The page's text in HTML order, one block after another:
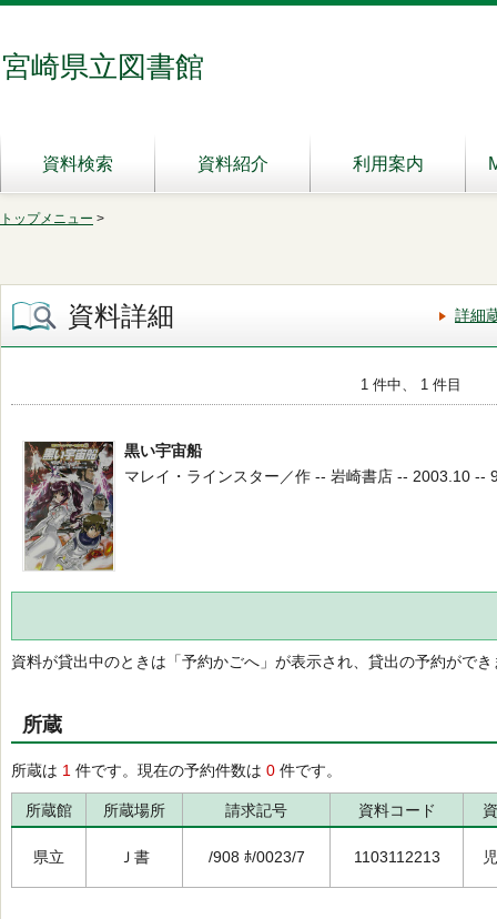
宮崎県立図書館
資料検索 資料紹介 利用案内
トップメニュー >
資料詳細 詳細
1 件中、 1 件目
黒い宇宙船
マレイ・ラインスター／作 -- 岩崎書店 -- 2003.10 --
資料が貸出中のときは「予約かごへ」が表示され、貸出の予約ができ
所蔵
所蔵は 1 件です。現在の予約件数は 0 件です。
所蔵館 所蔵場所 請求記号 資料コード
県立 Ｊ書 /908 ﾎ/0023/7 1103112213